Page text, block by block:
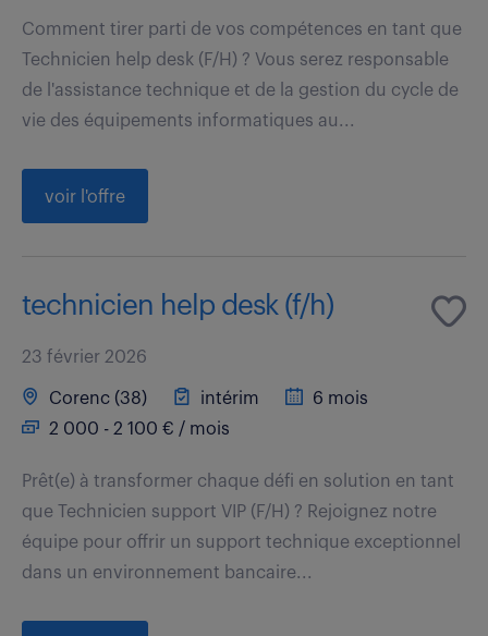
Comment tirer parti de vos compétences en tant que
Technicien help desk (F/H) ? Vous serez responsable
de l'assistance technique et de la gestion du cycle de
vie des équipements informatiques au...
voir l'offre
technicien help desk (f/h)
23 février 2026
Corenc (38) intérim
6 mois
2 000 - 2 100 € / mois
Prêt(e) à transformer chaque défi en solution en tant
que Technicien support VIP (F/H) ? Rejoignez notre
équipe pour offrir un support technique exceptionnel
dans un environnement bancaire...